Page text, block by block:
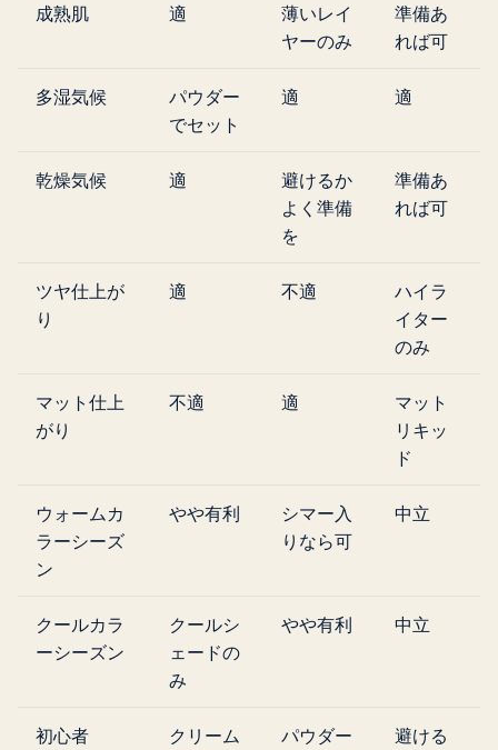
成熟肌 適
薄いレイ
ヤーのみ
準備あ
れば可
多湿気候
パウダー
でセット
適 適
乾燥気候 適
避けるか
よく準備
を
準備あ
れば可
ツヤ仕上が
り
適 不適
ハイラ
イター
のみ
マット仕上
がり
不適 適
マット
リキッ
ド
ウォームカ
ラーシーズ
ン
やや有利
シマー入
りなら可
中立
クールカラ
ーシーズン
クールシ
ェードの
み
やや有利 中立
初心者
クリーム
パウダー
避ける